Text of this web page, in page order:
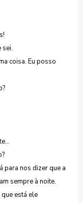
sei.
coisa. Eu posso
para nos dizer que a
sempre à noite.
que está ele